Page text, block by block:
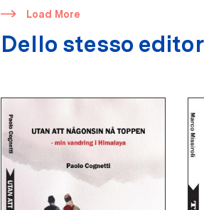
​ Load More
Dello stesso